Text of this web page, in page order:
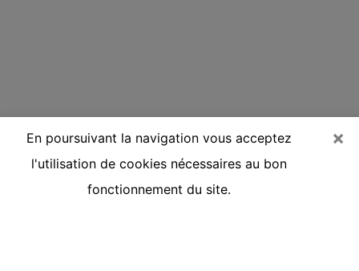
×
En poursuivant la navigation vous acceptez
l'utilisation de cookies nécessaires au bon
fonctionnement du site.